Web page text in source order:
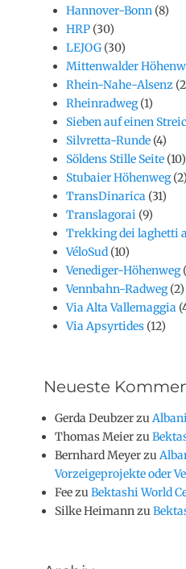
Hannover-Bonn (8)
HRP (30)
LEJOG (30)
Mittenwalder
Rhein-Nahe-Alsenz
Rheinradweg(1)
Sieben auf einen
Silvretta-Runde (4)
Söldens Stille Seite (10)
Stubaier Höhenweg(2)
TransDinarica (31)
Translagorai (9)
Trekking dei laghetti
VéloSud (10)
Venediger-Höhenweg
Vennbahn-Radweg(2)
Via Alta Vallemaggia
Via Apsyrtides (12)
Neueste
Gerda Deubzerzu
Thomas Meierzu
Bernhard Meyerzu
Vorzeigeprojekte oder
FeezuBektashi World
Silke Heimannzu